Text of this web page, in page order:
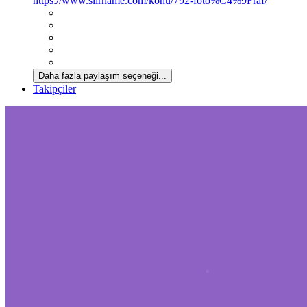
Daha fazla paylaşım seçeneği...
Takipçiler